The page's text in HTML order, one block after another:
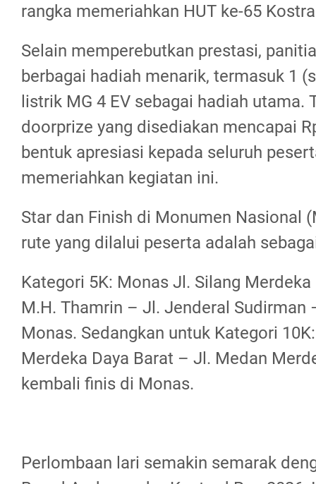
rangka memeriahkan HUT ke-65
Selain memperebutkan prestasi,
berbagai hadiah menarik, termasuk 1
listrik MG 4 EV sebagai hadiah utama.
doorprize yang disediakan mencapai
bentuk apresiasi kepada seluruh
memeriahkan kegiatan ini.
Star dan Finish di Monumen Nasional
rute yang dilalui peserta adalah
Kategori 5K: Monas Jl. Silang
M.H. Thamrin – Jl. Jenderal Sudirman
Monas. Sedangkan untuk Kategori
Merdeka Daya Barat – Jl. Medan
kembali finis di Monas.
Perlombaan lari semakin semarak